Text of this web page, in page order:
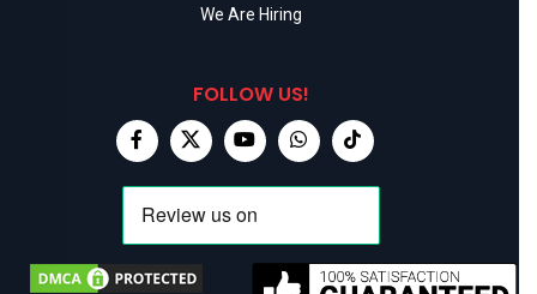
We Are Hiring
FOLLOW US!